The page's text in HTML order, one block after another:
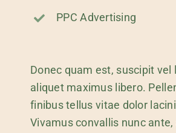
PPC Advertising
Donec quam est, suscipit vel
aliquet maximus libero.
finibus tellus vitae dolor
Vivamus convallis nunc